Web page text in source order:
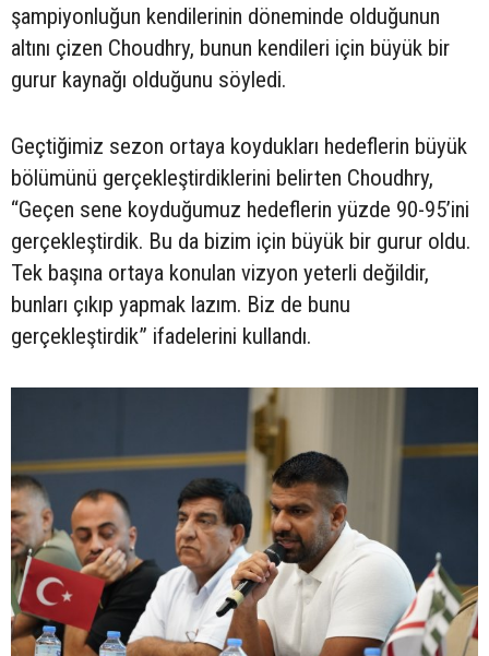
şampiyonluğun kendilerinin döneminde olduğunun
altını çizen Choudhry, bunun kendileri için büyük bir
gurur kaynağı olduğunu söyledi.
Geçtiğimiz sezon ortaya koydukları hedeflerin büyük
bölümünü gerçekleştirdiklerini belirten Choudhry,
“Geçen sene koyduğumuz hedeflerin yüzde 90-95’ini
gerçekleştirdik. Bu da bizim için büyük bir gurur oldu.
Tek başına ortaya konulan vizyon yeterli değildir,
bunları çıkıp yapmak lazım. Biz de bunu
gerçekleştirdik” ifadelerini kullandı.